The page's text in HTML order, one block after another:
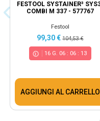
FESTOOL SYSTAINER³
COMBI M 337 - 577767
Festool
99,30 € 104,53 €
16 G. 06 : 06 : 13
AGGIUNGI AL CARRELLO